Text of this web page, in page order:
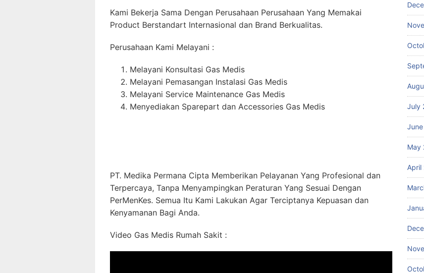
Kami Bekerja Sama Dengan Perusahaan Perusahaan Yang Memakai
Product Berstandart Internasional dan Brand Berkualitas.
Perusahaan Kami Melayani :
Melayani Konsultasi Gas Medis
Melayani Pemasangan Instalasi Gas Medis
Melayani Service Maintenance Gas Medis
Menyediakan Sparepart dan Accessories Gas Medis
PT. Medika Permana Cipta Memberikan Pelayanan Yang Profesional dan
Terpercaya, Tanpa Menyampingkan Peraturan Yang Sesuai Dengan
PerMenKes. Semua Itu Kami Lakukan Agar Terciptanya Kepuasan dan
Kenyamanan Bagi Anda.
Video Gas Medis Rumah Sakit :
July
May
April